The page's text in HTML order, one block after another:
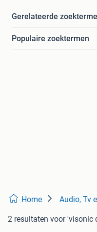
Gerelateerde
Populaire zoektermen
Home Audio, Tv
2 resultaten voor 'visonic